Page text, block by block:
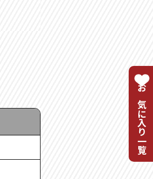
お気に入り一覧